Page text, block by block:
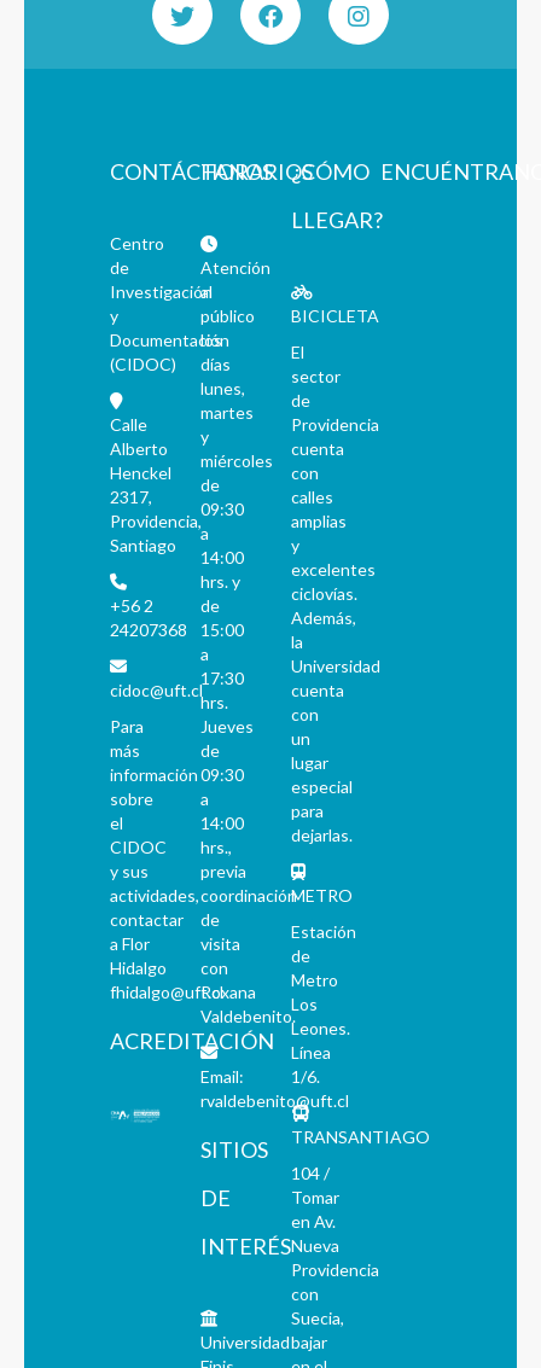
CONTÁCTANOS
Centro
de
Investigación
y
Documentación
(CIDOC)
Calle
Alberto
Henckel
2317,
Providencia,
Santiago
+56 2
24207368
cidoc@uft.cl
Para
más
información
sobre
el
CIDOC
y sus
actividades,
contactar
a Flor
Hidalgo
fhidalgo@uft.cl
ACREDITACIÓN
HORARIOS
Atención
al
público
los
días
lunes,
martes
y
miércoles
de
09:30
a
14:00
hrs. y
de
15:00
a
17:30
hrs.
Jueves
de
09:30
a
14:00
hrs.,
previa
coordinación
de
visita
con
Roxana
Valdebenito.
Email:
rvaldebenito@uft.cl
SITIOS
DE
INTERÉS
Universidad
¿CÓMO
LLEGAR?
BICICLETA
El
sector
de
Providencia
cuenta
con
calles
amplias
y
excelentes
ciclovías.
Además,
la
Universidad
cuenta
con
un
lugar
especial
para
dejarlas.
METRO
Estación
de
Metro
Los
Leones.
Línea
1/6.
TRANSANTIAGO
104 /
Tomar
en Av.
Nueva
Providencia
con
Suecia,
bajar